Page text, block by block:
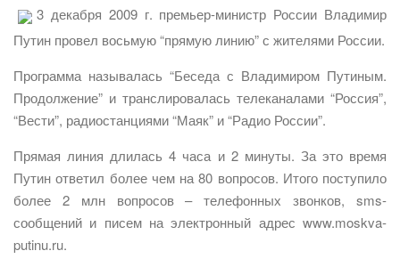
3 декабря 2009 г. премьер-министр России Владимир
Путин провел восьмую “прямую линию” с жителями России.
Программа называлась “Беседа с Владимиром Путиным.
Продолжение” и транслировалась телеканалами “Россия”,
“Вести”, радиостанциями “Маяк” и “Радио России”.
Прямая линия длилась 4 часа и 2 минуты. За это время
Путин ответил более чем на 80 вопросов. Итого поступило
более 2 млн вопросов – телефонных звонков, sms-
сообщений и писем на электронный адрес www.moskva-
putinu.ru.